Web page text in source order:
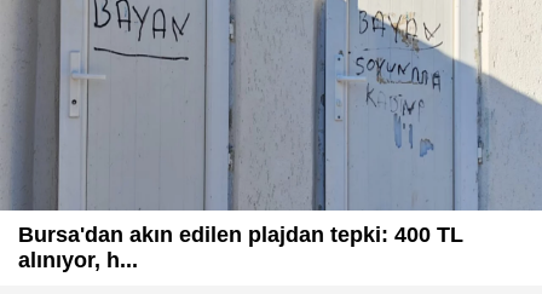
Bursa'dan akın edilen plajdan tepki: 400 TL
alınıyor, h...